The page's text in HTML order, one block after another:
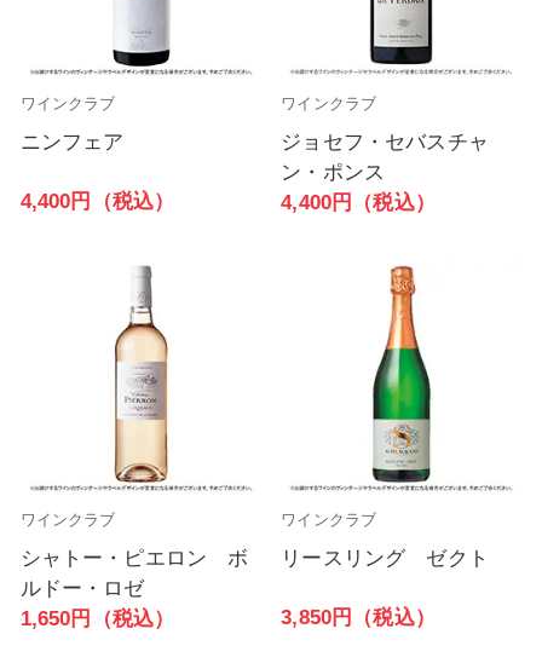
ワインクラブ
ニンフェア
4,400円（税込）
ワインクラブ
ジョセフ・セバスチャ
ン・ポンス
4,400円（税込）
ワインクラブ
シャトー・ピエロン ボ
ルドー・ロゼ
1,650円（税込）
ワインクラブ
リースリング ゼクト
3,850円（税込）